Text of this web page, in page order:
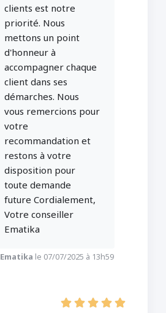
clients est notre
priorité. Nous
mettons un point
d'honneur à
accompagner chaque
client dans ses
démarches. Nous
vous remercions pour
votre
recommandation et
restons à votre
disposition pour
toute demande
future Cordialement,
Votre conseiller
Ematika
Ematika le 07/07/2025 à 13h59